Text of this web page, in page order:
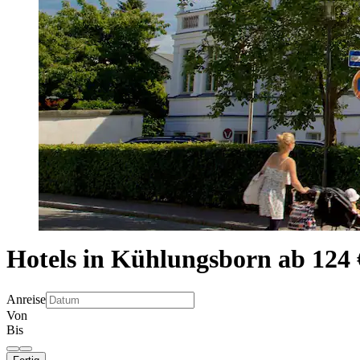
Hotels in Kühlungsborn ab 124
Anreise
Von
Bis